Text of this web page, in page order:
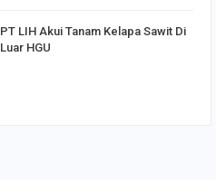
PT LIH Akui Tanam Kelapa Sawit Di
Luar HGU